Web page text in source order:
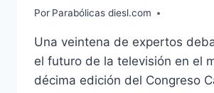
Por Parabólicas diesl.com
Una veintena de expertos
el futuro de la televisión en el
décima edición del Congreso